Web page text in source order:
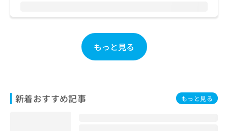
もっと見る
新着おすすめ記事 もっと見る
問
ら